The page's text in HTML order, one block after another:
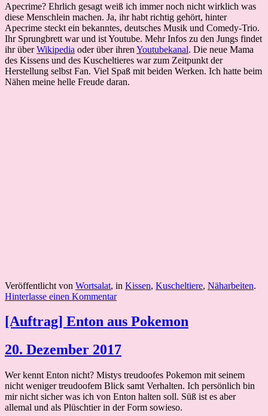
Apecrime? Ehrlich gesagt weiß ich immer noch nicht wirklich was
diese Menschlein machen. Ja, ihr habt richtig gehört, hinter
Apecrime steckt ein bekanntes, deutsches Musik und Comedy-Trio.
Ihr Sprungbrett war und ist Youtube. Mehr Infos zu den Jungs findet
ihr überWikipedia oder über ihren Youtubekanal. Die neue Mama
des Kissens und des Kuscheltieres war zum Zeitpunkt der
Herstellung selbst Fan. Viel Spaß mit beiden Werken. Ich hatte beim
Nähen meine helle Freude daran.
Veröffentlicht von Wortsalat, in Kissen, Kuscheltiere, Näharbeiten.
Hinterlasse einen Kommentar
[Auftrag] Enton aus Pokemon
20. Dezember 2017
Wer kennt Enton nicht? Mistys treudoofes Pokemon mit seinem
nicht weniger treudoofem Blick samt Verhalten. Ich persönlich bin
mir nicht sicher was ich von Enton halten soll. Süß ist es aber
allemal und als Plüschtier in der Form sowieso.